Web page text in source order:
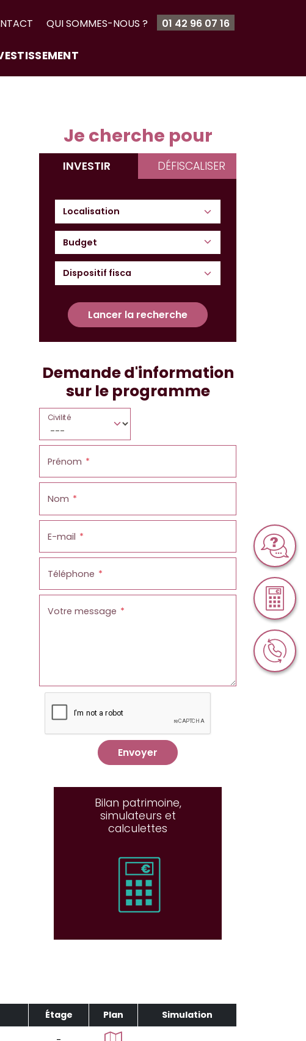
QUI SOMMES-NOUS ? 01 42 96 07 16
Je cherche pour
INVESTIR DÉFISCALISER
Budget
Lancer la recherche
Demande d'information
sur le programme
Civilité
Prénom
Nom
E-mail
Téléphone
Votre message
Envoyer
Bilan patrimoine,
simulateurs et
calculettes
Étage Plan Simulation